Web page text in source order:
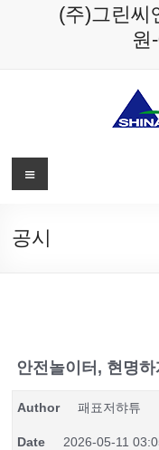
(주)그린씨
원
메
뉴
공시
안전놀이터, 현명
Author 패표저햐튜
Date 2026-05-11